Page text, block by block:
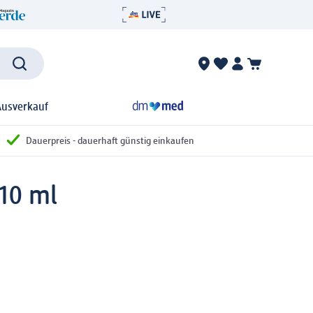
Dauerpreis - dauerhaft günstig einkaufen
ml